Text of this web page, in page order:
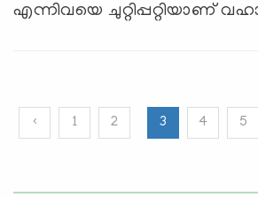
എന്നിവയെ ചുറ്റിപ്പറ്റിയാണ്
‹ 1 2 3 4 5